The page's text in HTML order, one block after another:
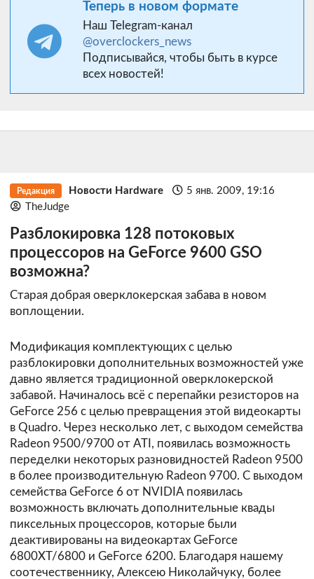
Теперь в новом формате
Наш Telegram-канал
@overclockers_news
Подписывайся, чтобы быть в курсе
всех новостей!
Редакция Новости Hardware
5 янв. 2009, 19:16
TheJudge
Разблокировка 128 потоковых
процессоров на GeForce 9600 GSO
возможна?
Старая добрая оверклокерская забава в новом
воплощении.
Модификация комплектующих с целью
разблокировки дополнительных возможностей уже
давно является традиционной оверклокерской
забавой. Начиналось всё с перепайки резисторов на
GeForce 256 с целью превращения этой видеокарты
в Quadro. Через несколько лет, с выходом семейства
Radeon 9500/9700 от ATI, появилась возможность
переделки некоторых разновидностей Radeon 9500
в более производительную Radeon 9700. С выходом
семейства GeForce 6 от NVIDIA появилась
возможность включать дополнительные квады
пиксельных процессоров, которые были
деактивированы на видеокартах GeForce
6800XT/6800 и GeForce 6200. Благодаря нашему
соотечественнику, Алексею Николайчуку, более